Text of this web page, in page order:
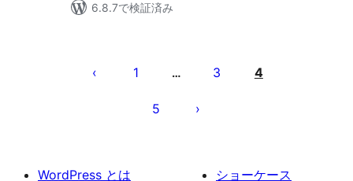
6.8.7で検証済み
1 … 3 4
5
WordPress とは
ショーケース